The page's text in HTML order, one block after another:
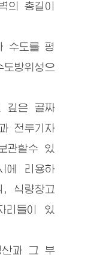
의 총길이
수도를 평
방위성으
은 골짜
전투기자
관할수 있
에 리용하
, 식량창고
리들이 있
과 그 부